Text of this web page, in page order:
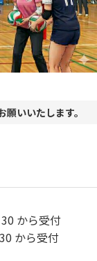
いいたします。
から受付
から受付